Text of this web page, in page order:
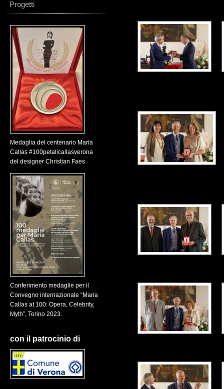
Progetti
Medaglia del centenario Maria
Callas #100petalicallasverona
del designer Christian Faes
Conferimento medaglie per il
Convegno internazionale “Maria
Callas at 100: Opera, Celebrity,
Myth”, Torino 2023.
con il patrocinio di